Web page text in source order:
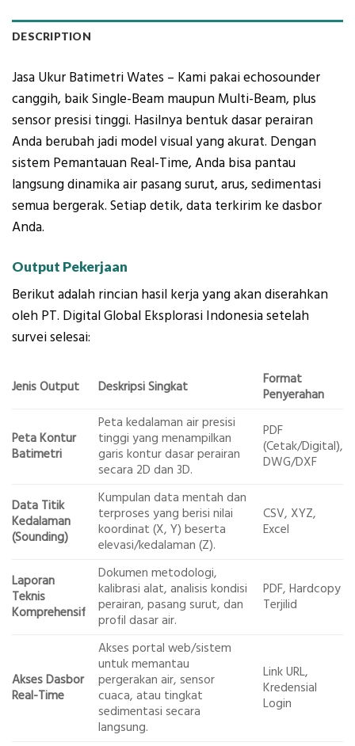
DESCRIPTION
Jasa Ukur Batimetri Wates – Kami pakai echosounder
canggih, baik Single-Beam maupun Multi-Beam, plus
sensor presisi tinggi. Hasilnya bentuk dasar perairan
Anda berubah jadi model visual yang akurat. Dengan
sistem Pemantauan Real-Time, Anda bisa pantau
langsung dinamika air pasang surut, arus, sedimentasi
semua bergerak. Setiap detik, data terkirim ke dasbor
Anda.
Output Pekerjaan
Berikut adalah rincian hasil kerja yang akan diserahkan
oleh PT. Digital Global Eksplorasi Indonesia setelah
survei selesai:
Jenis Output Deskripsi Singkat
Format
Penyerahan
Peta Kontur
Batimetri
Peta kedalaman air presisi
tinggi yang menampilkan
garis kontur dasar perairan
secara 2D dan 3D.
PDF
(Cetak/Digital),
DWG/DXF
Data Titik
Kedalaman
(Sounding)
Kumpulan data mentah dan
terproses yang berisi nilai
koordinat (X, Y) beserta
elevasi/kedalaman (Z).
CSV, XYZ,
Excel
Laporan
Teknis
Komprehensif
Dokumen metodologi,
kalibrasi alat, analisis kondisi
perairan, pasang surut, dan
profil dasar air.
PDF, Hardcopy
Terjilid
Akses Dasbor
Real-Time
Akses portal web/sistem
untuk memantau
pergerakan air, sensor
cuaca, atau tingkat
sedimentasi secara
langsung.
Link URL,
Kredensial
Login